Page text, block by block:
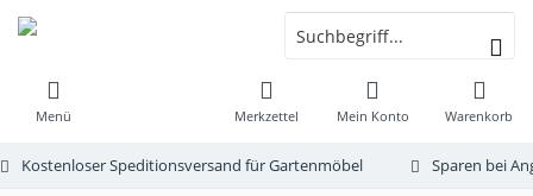
Menü Warenkorb
Merkzettel Mein Konto
Kostenloser Speditionsversand für Gartenmöbel Sparen bei